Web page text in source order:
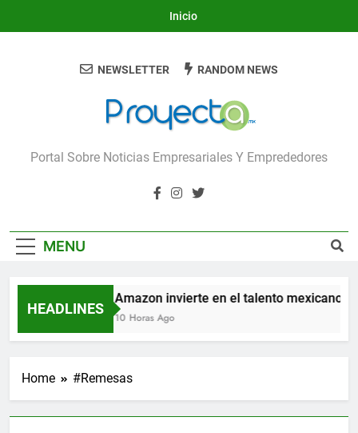
Inicio
Proyecta
Portal Sobre Noticias Empresariales Y Emprededores
NEWSLETTER RANDOM NEWS
MENU
HEADLINES
Amazon invierte en el talento mexicano
10 Horas Ago
Home #Remesas